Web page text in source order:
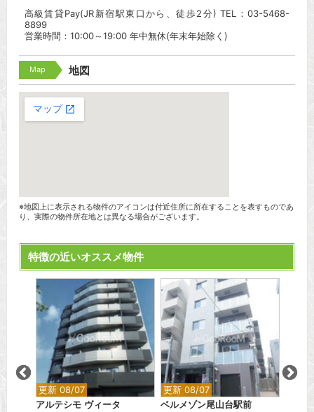
高級賃貸Pay(JR新宿駅東口から、徒歩2分) TEL：03-5468-
8899
営業時間：10:00～19:00 年中無休(年末年始除く)
Map 地図
※地図上に表示される物件のアイコンは付近住所に所在することを表すものであ
り、実際の物件所在地とは異なる場合がございます。
特徴の近いオススメ物件
更新 08/07
アルテシモ ヴィータ
更新 08/07
ベルメゾン尾山台駅前